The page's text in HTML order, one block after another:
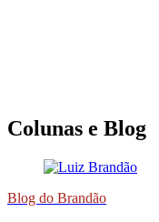
Colunas e Blog
Blog do Brandão